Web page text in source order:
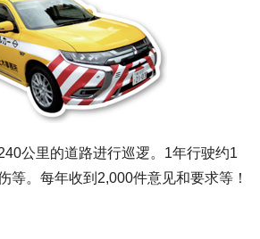
公里的道路进行巡逻。1年行驶约1
等。每年收到2,000件意见和要求等！